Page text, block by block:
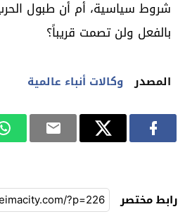
شروط سياسية، أم أن طبول
بالفعل ولن تصمت قريباً؟
المصدر وكالات أنباء عالمية
رابط مختصر